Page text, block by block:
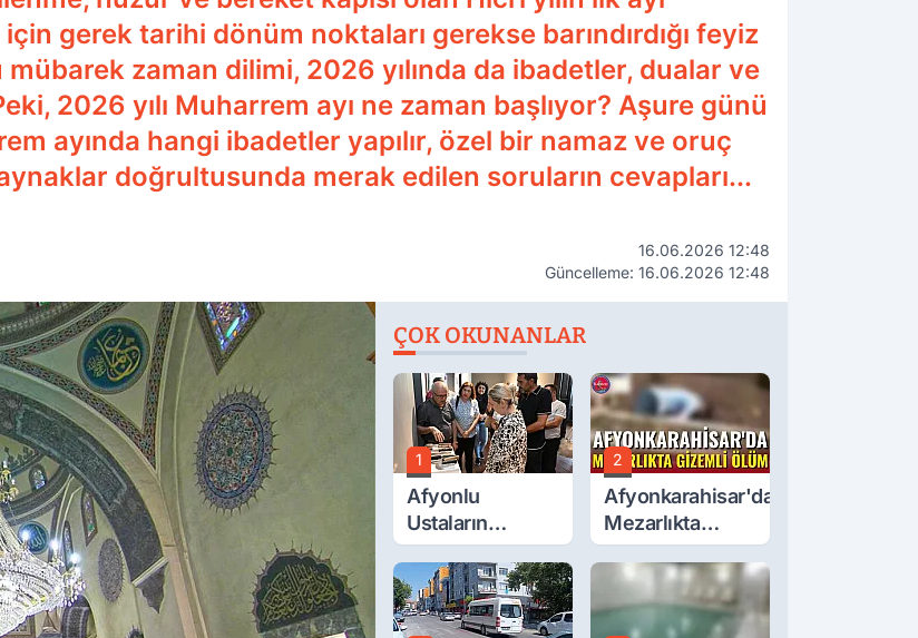
gerek tarihi dönüm noktaları gerekse barındırdığı feyiz
mübarek zaman dilimi, 2026 yılında da ibadetler, dualar ve
2026 yılı Muharrem ayı ne zaman başlıyor? Aşure günü
ayında hangi ibadetler yapılır, özel bir namaz ve oruç
doğrultusunda merak edilen soruların cevapları...
16.06.2026 12:48
Güncelleme: 16.06.2026 12:48
ÇOK OKUNANLAR
1
Afyonlu
Ustaların
Eserleri
Görücüye Çıktı
2
Afyonkarahisar'da
Mezarlıkta
Gizemli Ölüm